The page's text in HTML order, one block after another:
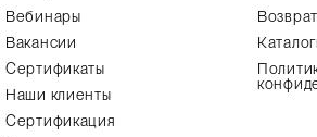
Вебинары
Вакансии
Сертификаты
Наши клиенты
Сертификация
Возврат